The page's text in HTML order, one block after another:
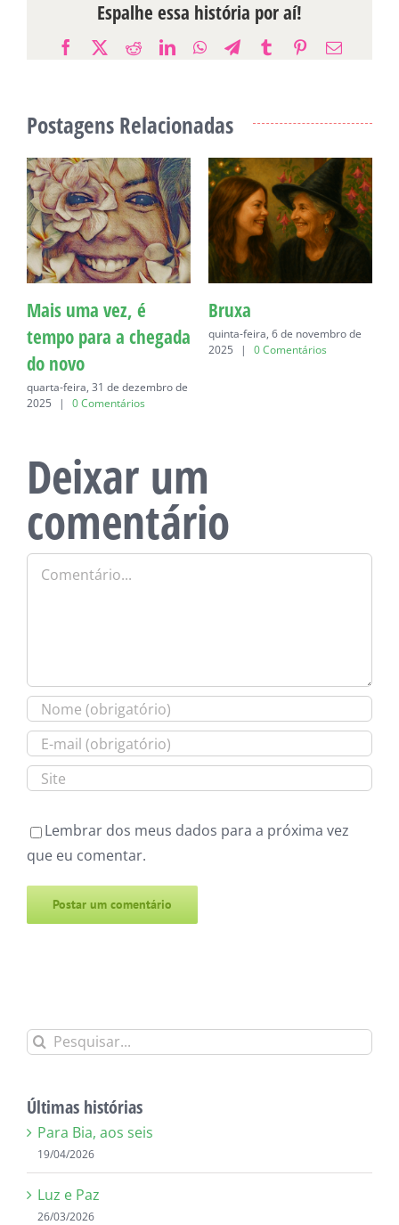
Espalhe essa história por aí!
Facebook RedditLinkedInWhatsApp
Telegram
TumblrPinterest
E-
Postagens Relacionadas
Mais uma vez, é
tempo para a chegada
do novo
quarta-feira, 31 de dezembro de
2025
| 0 Comentários
Bruxa
quinta-feira, 6 de novembro de
2025
| 0 Comentários
Deixar um
comentário
Comentário
Lembrar dos meus dados para a próxima vez
que eu comentar.
Buscar
Últimas histórias
Para Bia, aos seis
19/04/2026
Luz e Paz
26/03/2026